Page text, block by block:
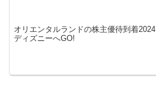
オリエンタルランドの株主優待到着2024
ディズニーへGO!